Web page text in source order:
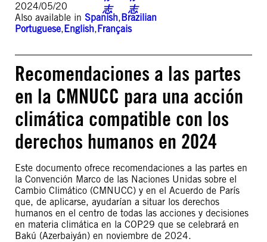
2024/05/20
Also available in Spanish,Brazilian
Portuguese,English,Français
Recomendaciones a las partes
en la CMNUCC para una acción
climática compatible con los
derechos humanos en 2024
Este documento ofrece recomendaciones a las partes en
la Convención Marco de las Naciones Unidas sobre el
Cambio Climático (CMNUCC) y en el Acuerdo de París
que, de aplicarse, ayudarían a situar los derechos
humanos en el centro de todas las acciones y decisiones
en materia climática en la COP29 que se celebrará en
Bakú (Azerbaiyán) en noviembre de 2024.